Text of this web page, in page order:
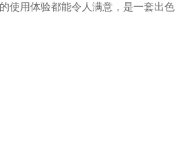
使用体验都能令人满意，是一套出色